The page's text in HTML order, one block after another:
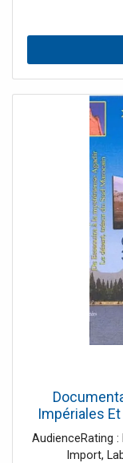
Impériales
Mystérieuse
Ma -
AudienceRating :
Import,